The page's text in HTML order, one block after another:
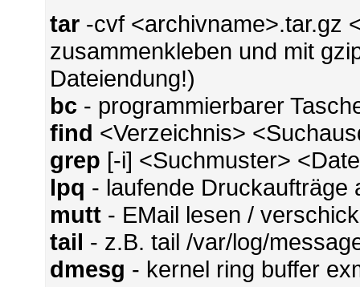
tar -cvf <archivname>.tar.gz
zusammenkleben und mit
Dateiendung!)
bc - programmierbarer
find <Verzeichnis>
grep [-i] <Suchmuster>
lpq - laufende Druckaufträge
mutt - EMail lesen /
tail - z.B. tail /var/log/
dmesg - kernel ring buffer